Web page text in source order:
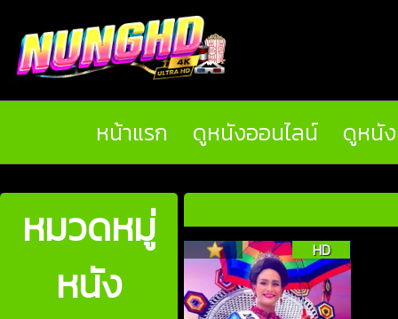
หน้าแรก ดูหนังออนไลน์ ดูหนั
หมวดหมู่
หนัง
HD